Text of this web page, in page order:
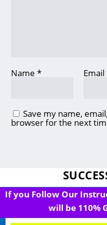
Name* Email
Save my name,
browser for the next
If you Follow Our
will be 110%